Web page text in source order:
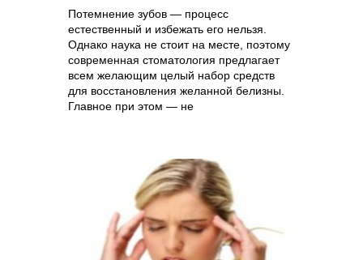
Потемнение зубов — процесс
естественный и избежать его нельзя.
Однако наука не стоит на месте, поэтому
современная стоматология предлагает
всем желающим целый набор средств
для восстановления желанной белизны.
Главное при этом — не